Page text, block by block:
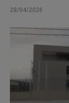
28/04/2026